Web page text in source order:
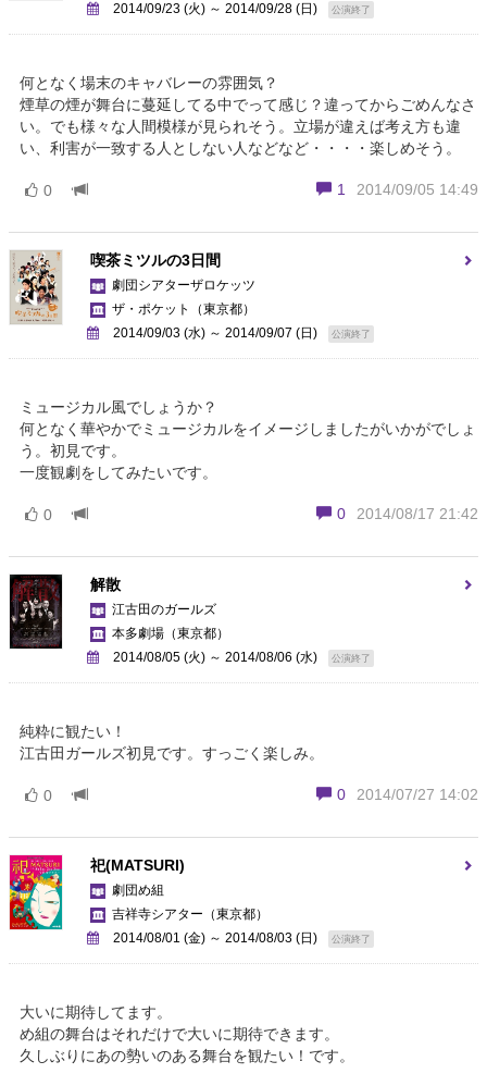
2014/09/23 (火) ～ 2014/09/28 (日) 公演終了
何となく場末のキャバレーの雰囲気？
煙草の煙が舞台に蔓延してる中でって感じ？違ってからごめんなさ
い。でも様々な人間模様が見られそう。立場が違えば考え方も違
い、利害が一致する人としない人などなど・・・・楽しめそう。
1 2014/09/05 14:49
0
喫茶ミツルの3日間
劇団シアターザロケッツ
ザ・ポケット
（東京都）
2014/09/03 (水) ～ 2014/09/07 (日)
公演終了
ミュージカル風でしょうか？
何となく華やかでミュージカルをイメージしましたがいかがでしょ
う。初見です。
一度観劇をしてみたいです。
0 2014/08/17 21:42
0
解散
江古田のガールズ
本多劇場 （東京都）
2014/08/05 (火) ～ 2014/08/06 (水)
公演終了
純粋に観たい！
江古田ガールズ初見です。すっごく楽しみ。
0 2014/07/27 14:02
0
祀(MATSURI)
劇団め組
吉祥寺シアター （東京都）
2014/08/01 (金) ～ 2014/08/03 (日)
公演終了
大いに期待してます。
め組の舞台はそれだけで大いに期待できます。
久しぶりにあの勢いのある舞台を観たい！です。